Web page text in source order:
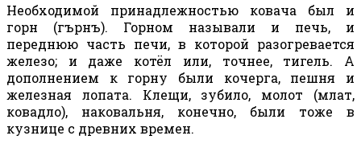
Необходимой принадлежностью ковача был и
горн (гърнъ). Горном называли и печь, и
переднюю часть печи, в которой разогревается
железо; и даже котёл или, точнее, тигель. А
дополнением к горну были кочерга, пешня и
железная лопата. Клещи, зубило, молот (млат,
ковадло), наковальня, конечно, были тоже в
кузнице с древних времен.